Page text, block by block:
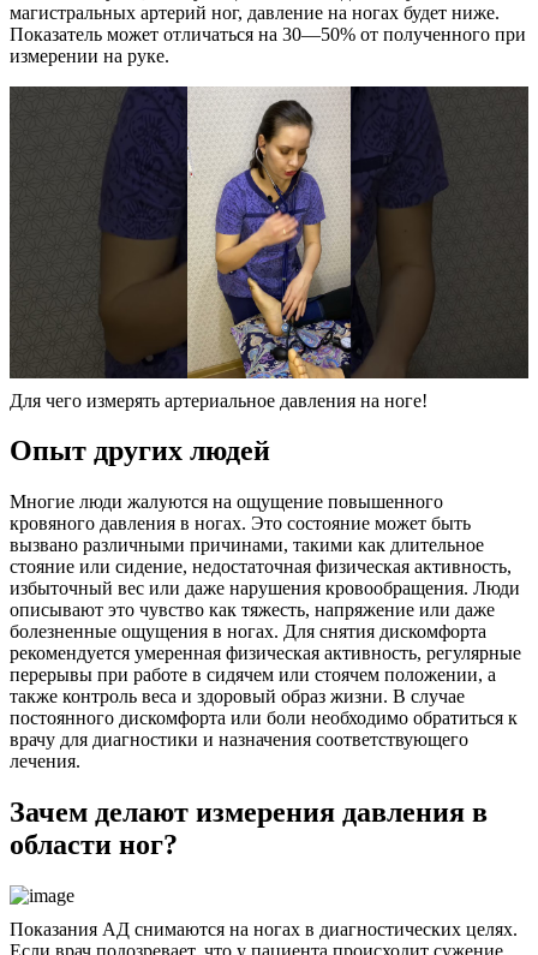
магистральных артерий ног, давление на ногах будет ниже.
Показатель может отличаться на 30—50% от полученного при
измерении на руке.
Для чего измерять артериальное давления на ноге!
Опыт других людей
Многие люди жалуются на ощущение повышенного
кровяного давления в ногах. Это состояние может быть
вызвано различными причинами, такими как длительное
стояние или сидение, недостаточная физическая активность,
избыточный вес или даже нарушения кровообращения. Люди
описывают это чувство как тяжесть, напряжение или даже
болезненные ощущения в ногах. Для снятия дискомфорта
рекомендуется умеренная физическая активность, регулярные
перерывы при работе в сидячем или стоячем положении, а
также контроль веса и здоровый образ жизни. В случае
постоянного дискомфорта или боли необходимо обратиться к
врачу для диагностики и назначения соответствующего
лечения.
Зачем делают измерения давления в
области ног?
Показания АД снимаются на ногах в диагностических целях.